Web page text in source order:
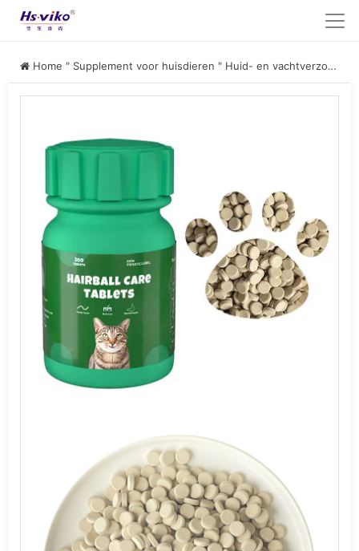
Home " Supplement voor huisdieren " Huid- en vachtverzorging voor huisdieren